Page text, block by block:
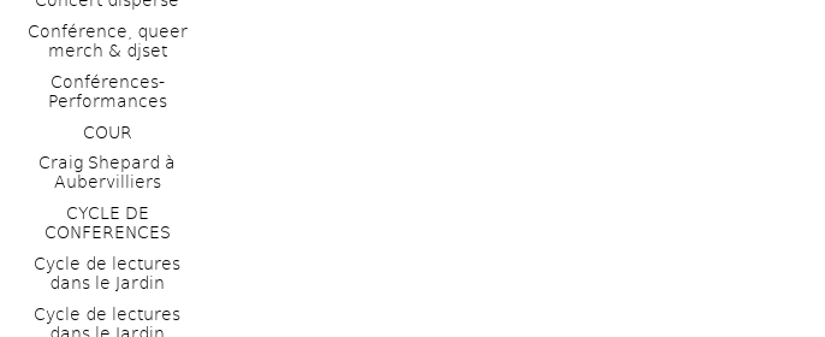
Conférence, queer
merch & djset
Conférences-
Performances
COUR
Craig Shepard à
Aubervilliers
CYCLE DE
CONFERENCES
Cycle de lectures
dans le Jardin
Cycle de lectures
dans le Jardin